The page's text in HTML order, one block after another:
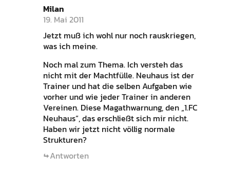
Milan
19. Mai 2011
Jetzt muß ich wohl nur noch rauskriegen,
was ich meine.
Noch mal zum Thema. Ich versteh das
nicht mit der Machtfülle. Neuhaus ist der
Trainer und hat die selben Aufgaben wie
vorher und wie jeder Trainer in anderen
Vereinen. Diese Magathwarnung, den „1.FC
Neuhaus“, das erschließt sich mir nicht.
Haben wir jetzt nicht völlig normale
Strukturen?
Antworten